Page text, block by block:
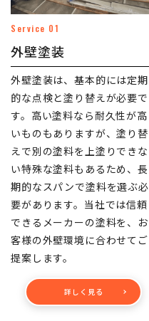
Service 01
外壁塗装
外壁塗装は、基本的には定期
的な点検と塗り替えが必要で
す。高い塗料なら耐久性が高
いものもありますが、塗り替
えで別の塗料を上塗りできな
い特殊な塗料もあるため、長
期的なスパンで塗料を選ぶ必
要があります。当社では信頼
できるメーカーの塗料を、お
客様の外壁環境に合わせてご
提案します。
詳しく見る